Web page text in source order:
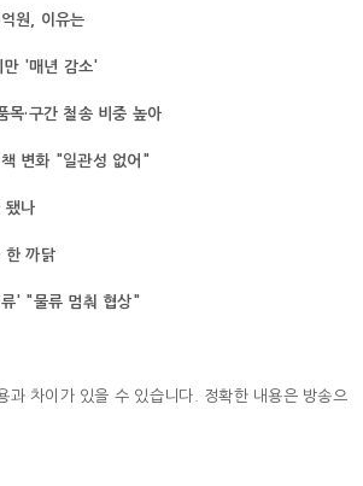
원, 이유는
'매년 감소'
목·구간 철송 비중 높아
변화 "일관성 없어"
됐나
한 까닭
' "물류 멈춰 협상"
과 차이가 있을 수 있습니다. 정확한 내용은 방송으